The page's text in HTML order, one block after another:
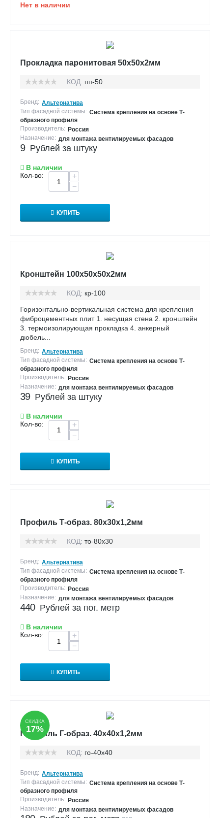
Нет в наличии
Прокладка паронитовая 50х50х2мм
КОД: пп-50
Бренд: Альтернатива
Тип фасадной системы: Система крепления на основе Т-
образного профиля
Производитель: Россия
Назначение: для монтажа вентилируемых фасадов
9 Рублей за штуку
В наличии
Кол-во:
+
−
КУПИТЬ
Кронштейн 100х50х50х2мм
КОД: кр-100
Горизонтально-вертикальная система для крепления
фиброцементных плит 1. несущая стена 2. кронштейн
3. термоизолирующая прокладка 4. анкерный
дюбель...
Бренд: Альтернатива
Тип фасадной системы: Система крепления на основе Т-
образного профиля
Производитель: Россия
Назначение: для монтажа вентилируемых фасадов
39 Рублей за штуку
В наличии
Кол-во:
+
−
КУПИТЬ
Профиль Т-образ. 80х30х1,2мм
КОД: то-80х30
Бренд: Альтернатива
Тип фасадной системы: Система крепления на основе Т-
образного профиля
Производитель: Россия
Назначение: для монтажа вентилируемых фасадов
440 Рублей за пог. метр
В наличии
Кол-во:
+
−
КУПИТЬ
СКИДКА
17%
Профиль Г-образ. 40х40х1,2мм
КОД: го-40х40
Бренд: Альтернатива
Тип фасадной системы: Система крепления на основе Т-
образного профиля
Производитель: Россия
Назначение: для монтажа вентилируемых фасадов